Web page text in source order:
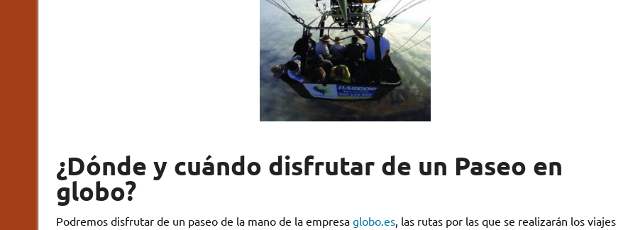
¿Dónde y cuándo disfrutar de un Paseo en
globo?
Podremos disfrutar de un paseo de la mano de la empresa globo.es, las rutas por las que se realizarán los viajes